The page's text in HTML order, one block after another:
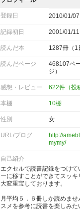
登録日 2010/01/07
記録初日 2001/01/11
読んだ本 1287冊（1
読んだページ
468107ペ
ジ）
感想・レビュー 622件（投
本棚 10棚
性別 女
URL/ブログ
http://
mymy/
自己紹介
エクセルで読書記録をつけ
ーに移すことができてスッキ
大変重宝しております。
月平均５．６冊しか読めま
スメを参考に読書を楽しみた